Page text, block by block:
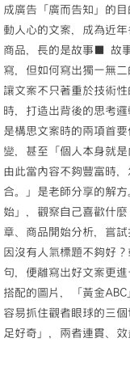
林
學
金
專
題
競
結
果
出
爐
中
成廣告「廣而告知」的
動人心的文案，成為近
商品，長的是故事■ 故
寫，但如何寫出獨一無
讓文案不只著重於技術
時，打造出背後的思考
是構思文案時的兩項首
變，甚至「個人本身就
由此當內容不夠豐富時
合。」是老師分享的解
始」，觀察自己喜歡什
章、商品開始分析，嘗
因沒有人氣標題不夠好
句，便離寫出好文案更
搭配的圖片，「黃金ABC
容易抓住觀者眼球的三
足好奇」，兩者連貫、效